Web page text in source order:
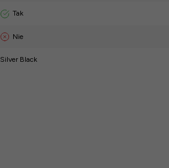
Tak
Nie
Silver Black